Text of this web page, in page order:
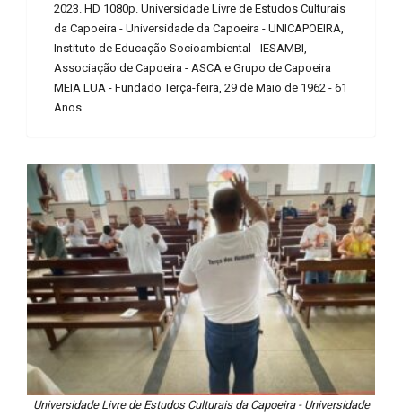
2023. HD 1080p. Universidade Livre de Estudos Culturais
da Capoeira - Universidade da Capoeira - UNICAPOEIRA,
Instituto de Educação Socioambiental - IESAMBI,
Associação de Capoeira - ASCA e Grupo de Capoeira
MEIA LUA - Fundado Terça-feira, 29 de Maio de 1962 - 61
Anos.
Universidade Livre de Estudos Culturais da Capoeira - Universidade